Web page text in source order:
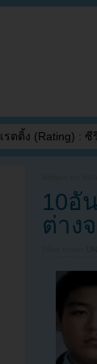
เรตติ้ง (Rating) : ซี
10อั
ต่าง